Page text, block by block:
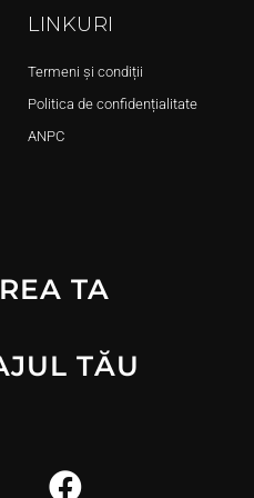
LINKURI
Termeni și condiții
Politica de confidențialitate
ANPC
TA
TĂU